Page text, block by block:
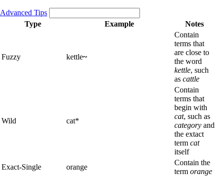
Advanced Tips
Type
Example Notes
Fuzzy kettle~
Contain
terms that
are close to
the word
kettle, such
as cattle
Wild cat*
Contain
terms that
begin with
cat, such as
category and
the extact
term cat
itself
Exact-Single
orange
Contain the
term orange